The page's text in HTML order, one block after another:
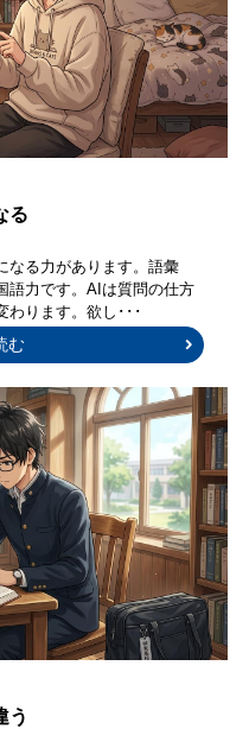
る
なる力があります。語彙
力です。AIは質問の仕方
わります。欲し･･･
む
う